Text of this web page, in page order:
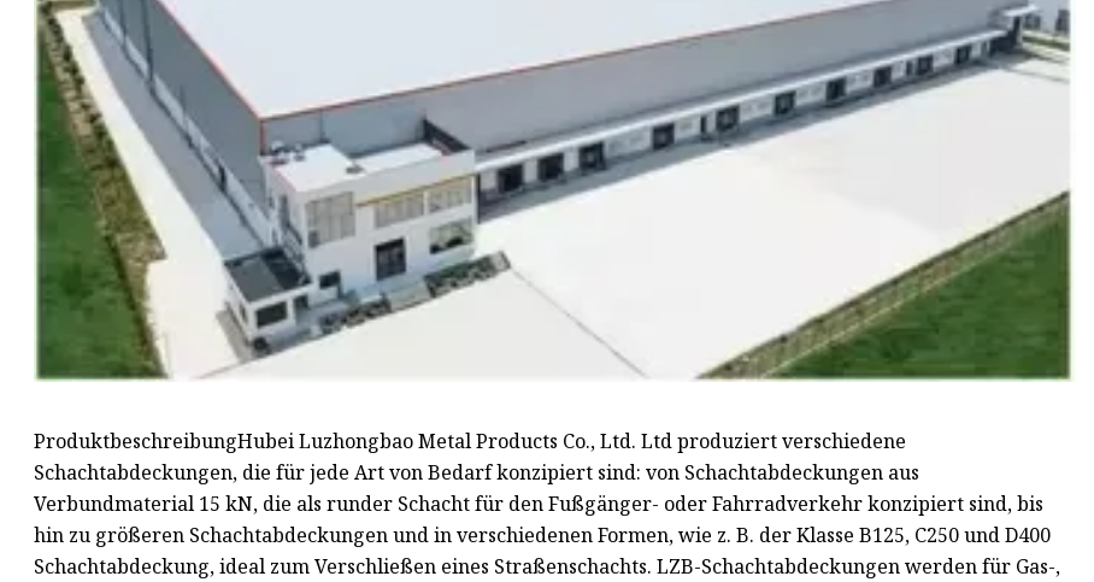
ProduktbeschreibungHubei Luzhongbao Metal Products Co., Ltd. Ltd produziert verschiedene
Schachtabdeckungen, die für jede Art von Bedarf konzipiert sind: von Schachtabdeckungen aus
Verbundmaterial 15 kN, die als runder Schacht für den Fußgänger- oder Fahrradverkehr konzipiert sind, bis
hin zu größeren Schachtabdeckungen und in verschiedenen Formen, wie z. B. der Klasse B125, C250 und D400
Schachtabdeckung, ideal zum Verschließen eines Straßenschachts. LZB-Schachtabdeckungen werden für Gas-,